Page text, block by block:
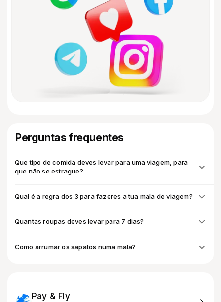
Perguntas frequentes
Que tipo de comida deves levar para uma viagem, para
que não se estrague?
Qual é a regra dos 3 para fazeres a tua mala de viagem?
Quantas roupas deves levar para 7 dias?
Como arrumar os sapatos numa mala?
Pay & Fly